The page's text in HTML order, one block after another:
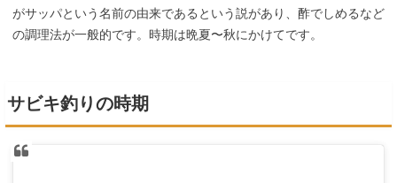
がサッパという名前の由来であるという説があり、酢でしめるなど
の調理法が一般的です。時期は晩夏〜秋にかけてです。
サビキ釣りの時期